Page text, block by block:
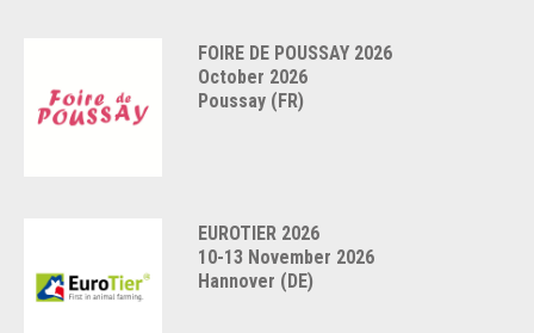
FOIRE DE POUSSAY 2026
October 2026
Poussay (FR)
EUROTIER 2026
10-13 November 2026
Hannover (DE)